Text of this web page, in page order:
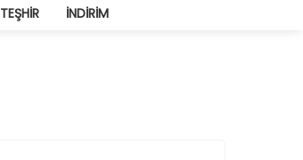
TEŞHIR İNDIRIM